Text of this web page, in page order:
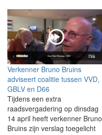
Verkenner Bruno Bruins
adviseert coalitie tussen VVD,
GBLV en D66
Tijdens een extra
raadsvergadering op dinsdag
14 april heeft verkenner Bruno
Bruins zijn verslag toegelicht